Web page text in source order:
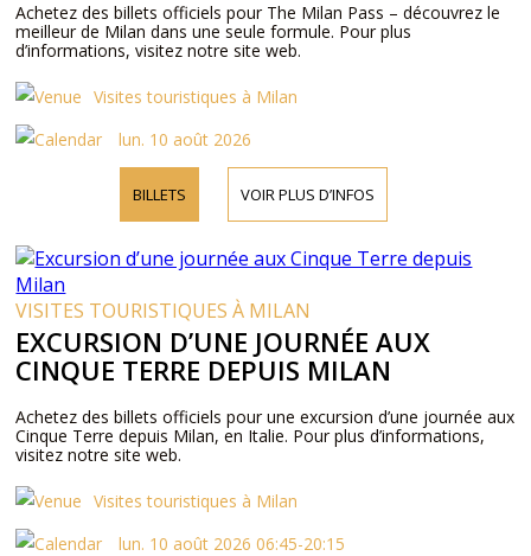
Achetez des billets officiels pour The Milan Pass – découvrez le
meilleur de Milan dans une seule formule. Pour plus
d’informations, visitez notre site web.
Visites touristiques à Milan
lun. 10 août 2026
BILLETS VOIR PLUS D’INFOS
VISITES TOURISTIQUES À MILAN
EXCURSION D’UNE JOURNÉE AUX
CINQUE TERRE DEPUIS MILAN
Achetez des billets officiels pour une excursion d’une journée aux
Cinque Terre depuis Milan, en Italie. Pour plus d’informations,
visitez notre site web.
Visites touristiques à Milan
lun. 10 août 2026 06:45-20:15